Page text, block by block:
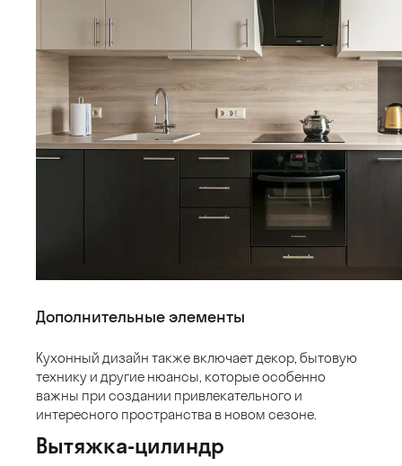
Дополнительные элементы
Кухонный дизайн также включает декор, бытовую
технику и другие нюансы, которые особенно
важны при создании привлекательного и
интересного пространства в новом сезоне.
Вытяжка-цилиндр